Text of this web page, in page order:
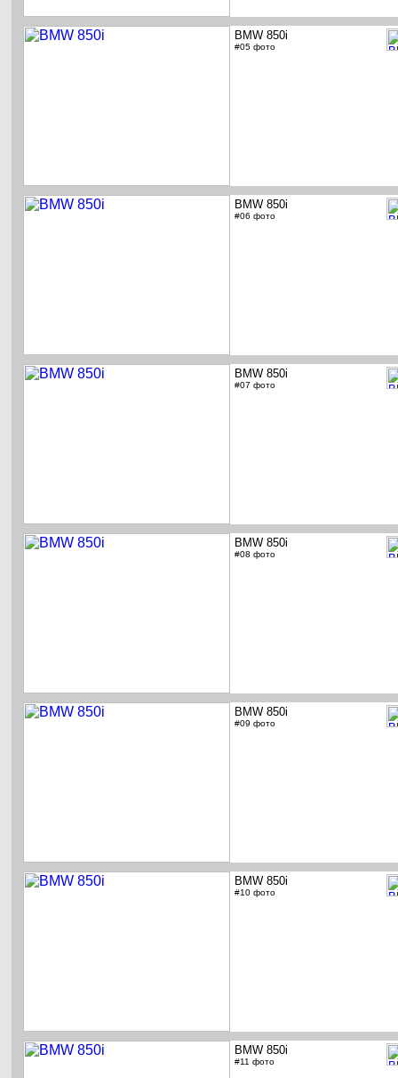
BMW 850i
#05 фото
BMW 850i
#06 фото
BMW 850i
#07 фото
BMW 850i
#08 фото
BMW 850i
#09 фото
BMW 850i
#10 фото
BMW 850i
#11 фото